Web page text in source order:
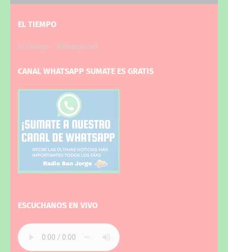
EL TIEMPO
El tiempo - Tutiempo.net
CANAL WHATSAPP SUMATE ES GRATIS
ESCUCHANOS EN VIVO